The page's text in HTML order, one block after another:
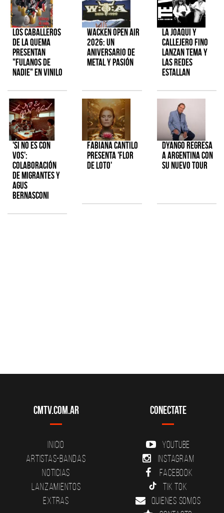
Los Caballeros
de la Quema
presentan
"Fulanos de
Nadie" en vinilo
Wacken Open Air
2026: Un
aniversario de
metal y pasión
La Joaqui y
Callejero Fino
lanzan tema y
las redes
estallan
'Si No Es Con
Vos':
colaboración
de Migrantes y
Agus
Bernasconi
Fabiana Cantilo
presenta 'Flor
de Loto'
Dyango regresa
a Argentina con
su nuevo tour
CMTV.com.ar
Inicio
Artistas-Bandas
Noticias
Lanzamientos
Extras
Conectate
YouTube
Instagram
Facebook
Tik Tok
Quienes somos